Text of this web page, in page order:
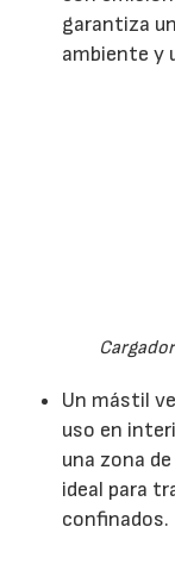
garantiza
ambiente y
Un mástil
uso en
una zona
ideal para
confinados.